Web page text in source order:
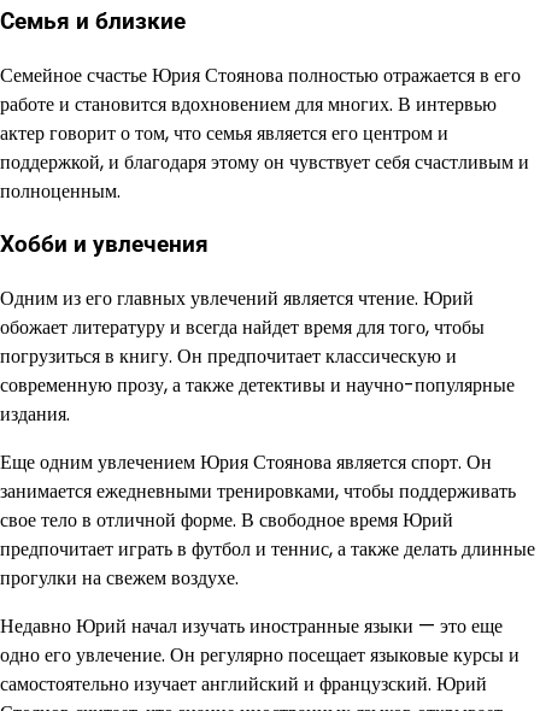
Семья и близкие
Семейное счастье Юрия Стоянова полностью отражается в его
работе и становится вдохновением для многих. В интервью
актер говорит о том, что семья является его центром и
поддержкой, и благодаря этому он чувствует себя счастливым и
полноценным.
Хобби и увлечения
Одним из его главных увлечений является чтение. Юрий
обожает литературу и всегда найдет время для того, чтобы
погрузиться в книгу. Он предпочитает классическую и
современную прозу, а также детективы и научно-популярные
издания.
Еще одним увлечением Юрия Стоянова является спорт. Он
занимается ежедневными тренировками, чтобы поддерживать
свое тело в отличной форме. В свободное время Юрий
предпочитает играть в футбол и теннис, а также делать длинные
прогулки на свежем воздухе.
Недавно Юрий начал изучать иностранные языки — это еще
одно его увлечение. Он регулярно посещает языковые курсы и
самостоятельно изучает английский и французский. Юрий